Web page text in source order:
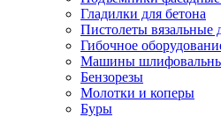
Гладилки для бетона
Пистолеты вязальные
Гибочное
Машины
Бензорезы
Молотки и коперы
Буры